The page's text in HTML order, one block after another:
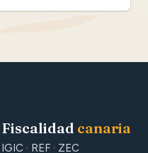
Fiscalidad canaria
IGIC · REF · ZEC